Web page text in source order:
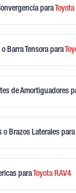
paraToyota
Barra Tensorapara
de Amortiguadores
o Brazos Laterales para
paraToyotaRAV4